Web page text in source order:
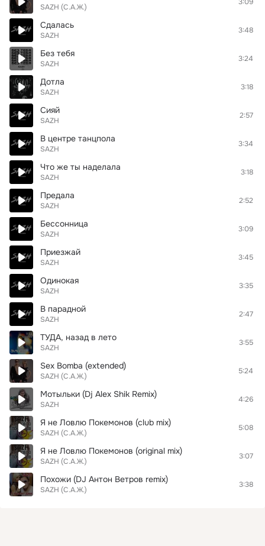
SAZH (С.А.Ж.)
Сдалась
SAZH
3:48
Без тебя
SAZH
3:24
Дотла
SAZH
3:18
Сияй
SAZH
2:57
В центре танцпола
SAZH
3:34
Что же ты наделала
SAZH
3:18
Предала
SAZH
2:52
Бессонница
SAZH
3:09
Приезжай
SAZH
3:45
Одинокая
SAZH
3:35
В парадной
SAZH
2:47
ТУДА, назад в лето
SAZH
3:55
Sex Bomba (extended)
SAZH (С.А.Ж.)
5:24
Мотыльки (Dj Alex Shik Remix)
SAZH
4:26
Я не Ловлю Покемонов (club mix)
SAZH (С.А.Ж.)
5:08
Я не Ловлю Покемонов (original mix)
SAZH (С.А.Ж.)
3:07
Похожи (DJ Антон Ветров remix)
SAZH (С.А.Ж.)
3:38